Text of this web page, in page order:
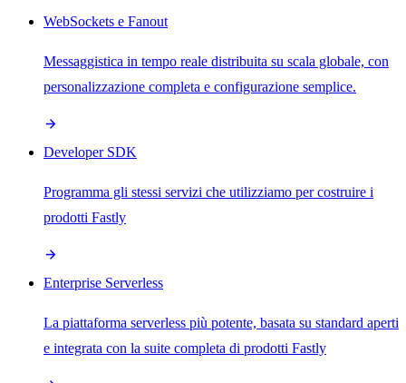
WebSockets e Fanout
Messaggistica in tempo reale distribuita su scala globale, con
personalizzazione completa e configurazione semplice.
Developer SDK
Programma gli stessi servizi che utilizziamo per costruire i
prodotti Fastly
Enterprise Serverless
La piattaforma serverless più potente, basata su standard aperti
e integrata con la suite completa di prodotti Fastly